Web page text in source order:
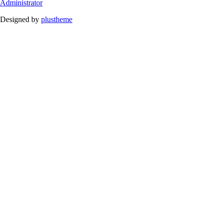
Administrator
Designed by plustheme